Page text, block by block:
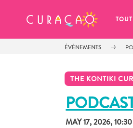
ÉVÉNEMENTS
THE KONTIKI
MAY 17, 2026,
MES FAVORIS
It looks like you haven’t saved